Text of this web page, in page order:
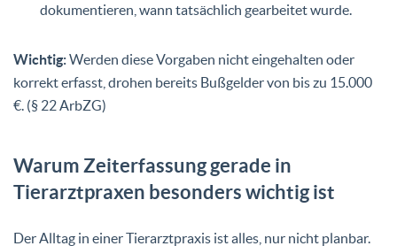
dokumentieren, wann tatsächlich gearbeitet wurde.
Wichtig:Werden diese Vorgaben nicht eingehalten oder
korrekt erfasst, drohen bereits Bußgelder von bis zu 15.000
€. (§ 22 ArbZG)
Warum Zeiterfassung gerade in
Tierarztpraxen besonders wichtig ist
Der Alltag in einer Tierarztpraxis ist alles, nur nicht planbar.